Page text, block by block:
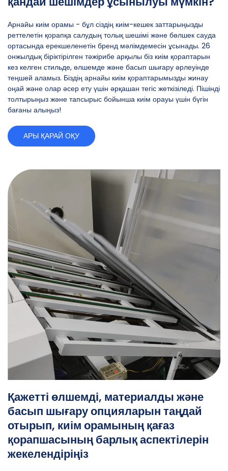
Арнайы киім орамы - бұл сіздің киім-кешек заттарыңызды
реттелетін қорапқа салудың толық шешімі және бөлшек сауда
ортасында ерекшеленетін бренд мәлімдемесін ұсынады. 26
онжылдық біріктірілген тәжірибе арқылы біз киім қораптарын
кез келген стильде, өлшемде және басып шығару әрлеуінде
теңшей аламыз. Біздің арнайы киім қораптарымызды жинау
оңай және олар әсер ету үшін әрқашан тегіс жеткізіледі. Пішінді
толтырыңыз және тапсырыс бойынша киім орауы үшін бүгін
бағаны алыңыз!
АРЫ ҚАРАЙ ОҚУ
Қажетті өлшемді, материалды және
басып шығару опцияларын таңдай
отырып, киім орамының қағаз
қорапшасының барлық аспектілерін
жекелендіріңіз